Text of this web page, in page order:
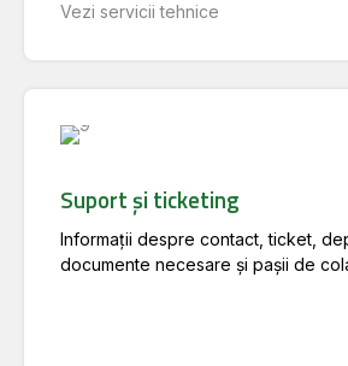
Vezi servicii tehnice
Suport și ticketing
Informații despre contact, ticket,
documente necesare și pașii de